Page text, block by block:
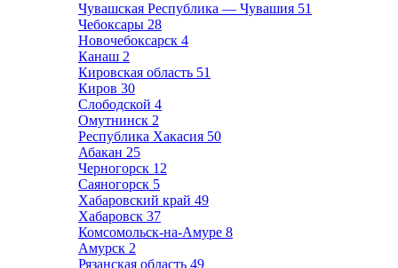
Чувашская Республика — Чувашия 51
Чебоксары 28
Новочебоксарск 4
Канаш 2
Кировская область 51
Киров 30
Слободской 4
Омутнинск 2
Республика Хакасия 50
Абакан 25
Черногорск 12
Саяногорск 5
Хабаровский край 49
Хабаровск 37
Комсомольск-на-Амуре 8
Амурск 2
Рязанская область 49